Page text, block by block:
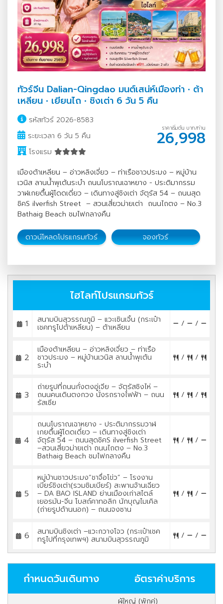
ทัวร์จีน Dalian-Qingdao มนต์เสน่ห์เมืองท่า • ต้า
เหลียน • เยียนไถ • ชิงเต่า 6 วัน 5 คืน
รหัสทัวร์ 2026-8583
ระยะเวลา 6 วัน 5 คืน
โรงแรม
ราคาเริ่มต้น บาท/ท่าน
26,998
เมืองต้าเหลียน – อ่าวหลิงเจี่ยว – ท่าเรือชาวประมง – หมู่บ้าน
เวนิส ลานน้ำพุเต้นระบำ ถนนโบราณเฉาหยาง - ประติมากรรม
วาฬเกยตื้นผู้โดดเดี่ยว – เดินทางสู่ชิงเต่า จัตุรัส 54 – ถนนสุด
ชิคS ilverfish Street – สวนเสี่ยวม่ายเต่า ถนนไถตง – No.3
Bathaig Beach ชมไฟกลางคืน
ดาวน์โหลดโปรแกรมทัวร์ จองทัวร์
ไฮไลท์โปรแกรมทัวร์
1 สนามบินสุวรรณภูมิ – แวะเซินเจิ้น (กระเป๋า
เชคทรูไปต้าเหลียน) – ต้าเหลียน / /
2
เมืองต้าเหลียน – อ่าวหลิงเจี่ยว – ท่าเรือ
ชาวประมง – หมู่บ้านเวนิส ลานน้ำพุเต้น
ระบำ
/ /
3
ถ่ายรูปที่ถนนกั่งตงอู่เจีย – จัตุรัสซิงไห่ –
ถนนคนเดินตงกวง นั่งรถรางไฟฟ้า – ถนน
รัสเซีย
/ /
4
ถนนโบราณเฉาหยาง - ประติมากรรมวาฬ
เกยตื้นผู้โดดเดี่ยว – เดินทางสู่ชิงเต่า
จัตุรัส 54 – ถนนสุดชิคS ilverfish Street
–สวนเสี่ยวม่ายเต่า ถนนไถตง – No.3
Bathaig Beach ชมไฟกลางคืน
/ /
5
หมู่บ้านชาวประมง“ชาจื่อโข่ว” – โรงงาน
เบียร์ชิงเต่า(รวมชิมเบียร์) สะพานจ้านเฉียว
– DA BAO ISLAND ย่านเมืองเก่าสไตล์
เยอรมัน-จีน โบสถ์คาทอลิก นักบุญไมเคิล
(ถ่ายรูปด้านนอก) – ถนนจงซาน
/ /
6 สนามบินชิงเต่า –แวะกวางโจว (กระเป๋าเชค
ทรูไปที่กรุงเทพฯ) สนามบินสุวรรณภูมิ / /
กำหนดวันเดินทาง อัตราค่าบริการ
ผู้ใหญ่ (พักคู่)